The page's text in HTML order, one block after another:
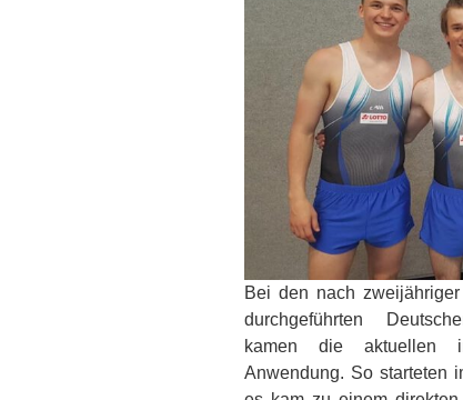
Bei den nach
durchgeführten
kamen die aktuellen
Anwendung. So starteten